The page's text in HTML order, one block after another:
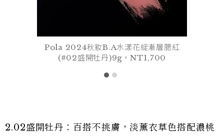
Pola 2024秋妝B.A水漾花綻漸層腮紅
(#02盛開牡丹)9g，NT1,700
2.02盛開牡丹：百搭不挑膚，淡薰衣草色搭配濃桃